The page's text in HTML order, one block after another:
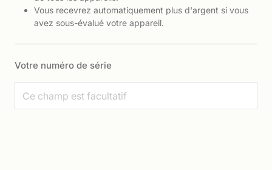
Vous recevrez automatiquement plus d'argent si vous
avez sous-évalué votre appareil.
Votre numéro de série